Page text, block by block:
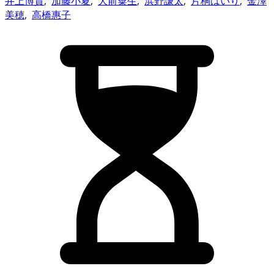
美穂, 高橋惠子